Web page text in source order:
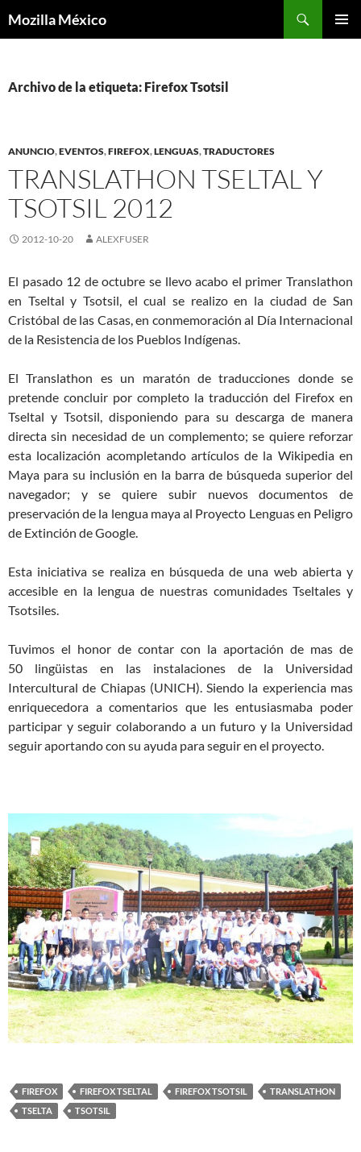
Mozilla México
Archivo de la etiqueta: Firefox Tsotsil
ANUNCIO,EVENTOS,FIREFOX,LENGUAS,TRADUCTORES
TRANSLATHON TSELTAL Y
TSOTSIL 2012
2012-10-20 ALEXFUSER
El pasado 12 de octubre se llevo acabo el primer Translathon
en Tseltal y Tsotsil, el cual se realizo en la ciudad de San
Cristóbal de las Casas, en conmemoración al Día Internacional
de la Resistencia de los Pueblos Indígenas.
El Translathon es un maratón de traducciones donde se
pretende concluir por completo la traducción del Firefox en
Tseltal y Tsotsil, disponiendo para su descarga de manera
directa sin necesidad de un complemento; se quiere reforzar
esta localización acompletando artículos de la Wikipedia en
Maya para su inclusión en la barra de búsqueda superior del
navegador; y se quiere subir nuevos documentos de
preservación de la lengua maya al Proyecto Lenguas en Peligro
de Extinción de Google.
Esta iniciativa se realiza en búsqueda de una web abierta y
accesible en la lengua de nuestras comunidades Tseltales y
Tsotsiles.
Tuvimos el honor de contar con la aportación de mas de
50 lingüistas en las instalaciones de la Universidad
Intercultural de Chiapas (UNICH). Siendo la experiencia mas
enriquecedora a comentarios que les entusiasmaba poder
participar y seguir colaborando a un futuro y la Universidad
seguir aportando con su ayuda para seguir en el proyecto.
FIREFOX FIREFOX TSELTAL FIREFOX TSOTSIL
TRANSLATHON
TSELTA
TSOTSIL